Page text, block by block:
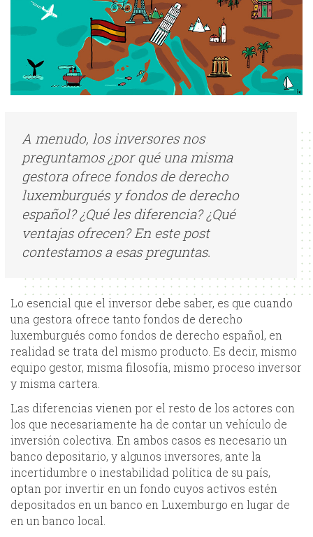
A menudo, los inversores nos
preguntamos ¿por qué una misma
gestora ofrece fondos de derecho
luxemburgués y fondos de derecho
español? ¿Qué les diferencia? ¿Qué
ventajas ofrecen? En este post
contestamos a esas preguntas.
Lo esencial que el inversor debe saber, es que cuando
una gestora ofrece tanto fondos de derecho
luxemburgués como fondos de derecho español, en
realidad se trata del mismo producto. Es decir, mismo
equipo gestor, misma filosofía, mismo proceso inversor
y misma cartera.
Las diferencias vienen por el resto de los actores con
los que necesariamente ha de contar un vehículo de
inversión colectiva. En ambos casos es necesario un
banco depositario, y algunos inversores, ante la
incertidumbre o inestabilidad política de su país,
optan por invertir en un fondo cuyos activos estén
depositados en un banco en Luxemburgo en lugar de
en un banco local.